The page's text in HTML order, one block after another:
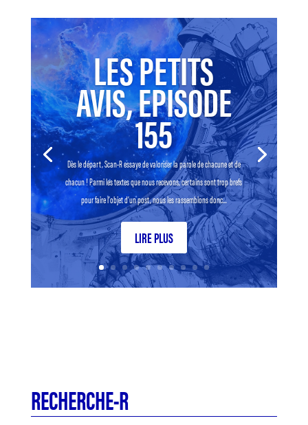
LES PETITS
AVIS, EPISODE
155
Dès le départ, Scan-R essaye de valoriser la parole de chacune et de
chacun ! Parmi les textes que nous recevons, certains sont trop brefs
pour faire l’objet d’un post, nous les rassemblons donc...
LIRE PLUS
RECHERCHE-R